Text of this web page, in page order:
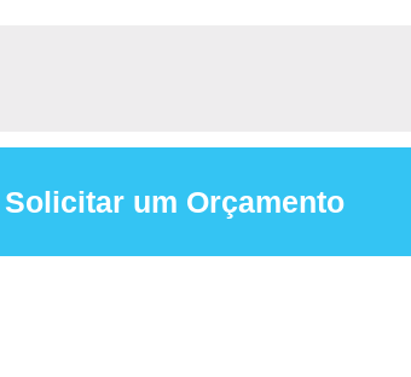
Solicitar um Orçamento